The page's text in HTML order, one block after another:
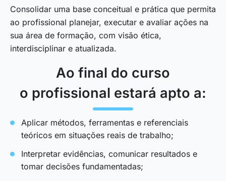
Consolidar uma base conceitual e prática que permita
ao profissional planejar, executar e avaliar ações na
sua área de formação, com visão ética,
interdisciplinar e atualizada.
Ao final do curso
o profissional estará apto a:
Aplicar métodos, ferramentas e referenciais
teóricos em situações reais de trabalho;
Interpretar evidências, comunicar resultados e
tomar decisões fundamentadas;